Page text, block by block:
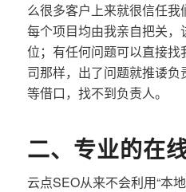
么很多客户上来就很信任我
每个项目均由我亲自把关
位；有任何问题可以直接
司那样，出了问题就推诿
等借口，找不到负责人。
二、专业的在
云点SEO从来不会利用“本